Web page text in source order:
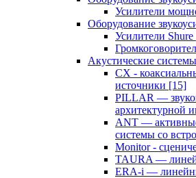
Усилители
Оборудование
Усилители Shure
Акустические
CX -
источники [15]
PILLAR —
архитектурной
ANT —
системы со
Monitor -
TAURA —
ERA-i —